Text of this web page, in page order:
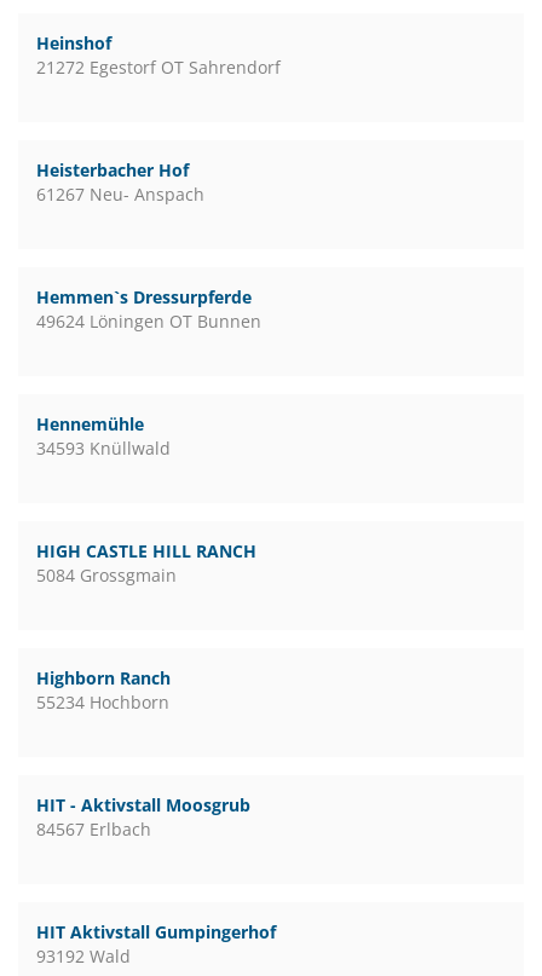
Heinshof
21272 Egestorf OT Sahrendorf
Heisterbacher Hof
61267 Neu- Anspach
Hemmen`s Dressurpferde
49624 Löningen OT Bunnen
Hennemühle
34593 Knüllwald
HIGH CASTLE HILL RANCH
5084 Grossgmain
Highborn Ranch
55234 Hochborn
HIT - Aktivstall Moosgrub
84567 Erlbach
HIT Aktivstall Gumpingerhof
93192 Wald